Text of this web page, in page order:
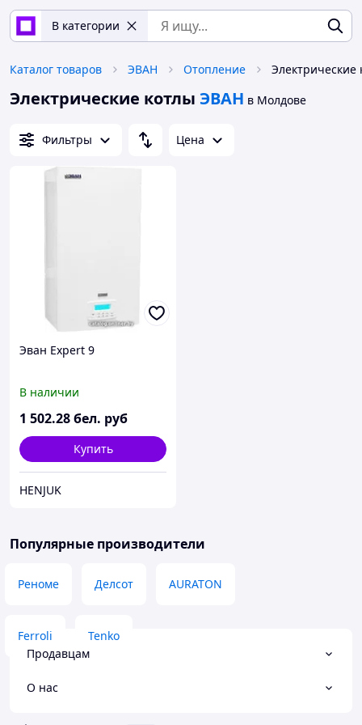
В категории
Каталог товаров ЭВАН Отопление
Электрические котлы ЭВАН в Молдове
Фильтры Цена
Эван Expert 9
В наличии
1 502.28бел. руб
Купить
HENJUK
Популярные производители
Реноме Делсот AURATON
Ferroli
Tenko
Продавцам
О нас